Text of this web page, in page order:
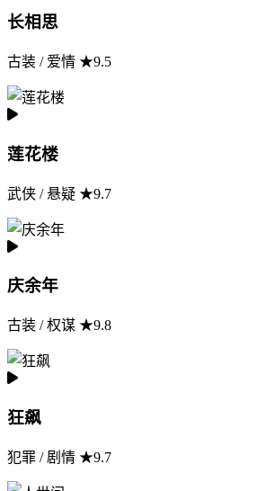
长相思
古装 / 爱情 ★9.5
莲花楼
武侠 / 悬疑 ★9.7
庆余年
古装 / 权谋 ★9.8
狂飙
犯罪 / 剧情 ★9.7